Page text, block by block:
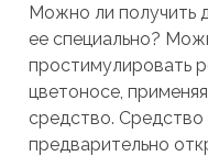
Можно ли получить
ее специально?
простимулировать
цветоносе,
средство. Средство
предварительно